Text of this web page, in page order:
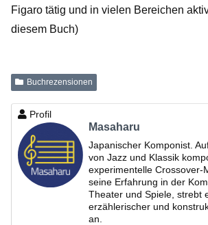
Figaro tätig und in vielen Bereichen
diesem Buch)
Buchrezensionen
Profil
Masaharu
Japanischer Komponist.
von Jazz und Klassik
experimentelle Crossover-
seine Erfahrung in der
Theater und Spiele, strebt
erzählerischer und
an.